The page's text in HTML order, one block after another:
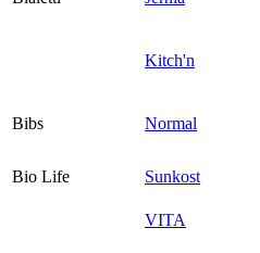
Kitch'n
Bibs Normal
Bio Life
Sunkost
VITA